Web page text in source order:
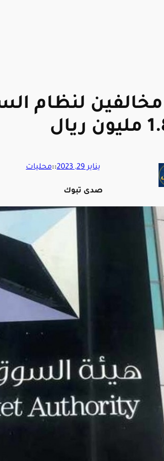
تغريم 9 مخالفين لنظام
يناير 29, 2023 ::محليات
صدى تبوك